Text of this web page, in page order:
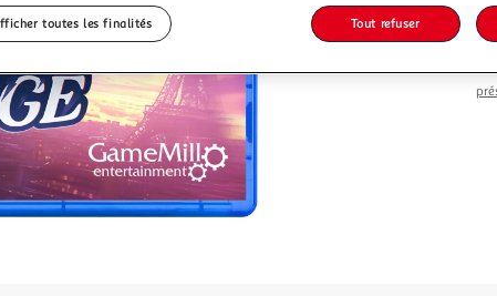
toutes les finalités Tout refuser